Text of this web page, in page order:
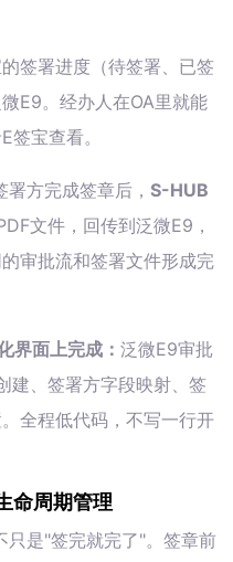
签署进度（待签署、已签
E9。经办人在OA里就能
宝查看。
署方完成签章后， S-HUB
文件，回传到泛微E9，
审批流和签署文件形成完
界面上完成： 泛微E9审批
建、签署方字段映射、签
全程低代码，不写一行开
命周期管理
只是"签完就完了"。签章前